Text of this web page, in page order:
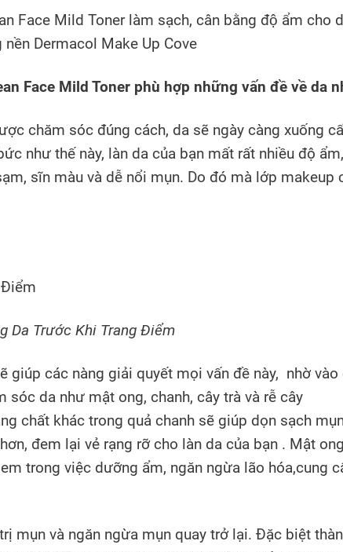
Face Mild Toner làm sạch, cân bằng độ ẩm cho
Dermacol Make Up Cove
Face Mild Toner phù hợp những vấn đề về da
chăm sóc đúng cách, da sẽ ngày càng xuống
như thế này, làn da của bạn mất rất nhiều độ
sĩn màu và dễ nổi mụn. Do đó mà lớp makeup
Da Trước Khi Trang Điểm
giúp các nàng giải quyết mọi vấn đề này, nhờ vào
da như mật ong, chanh, cây trà và rễ cây
chất khác trong quả chanh sẽ giúp dọn sạch
đem lại vẻ rạng rỡ cho làn da của bạn . Mật
trong việc dưỡng ẩm, ngăn ngừa lão hóa,cung
mụn và ngăn ngừa mụn quay trở lại. Đặc biệt